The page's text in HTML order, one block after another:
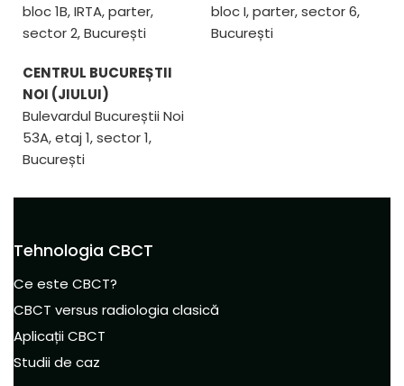
bloc 1B, IRTA, parter,
sector 2, București
bloc I, parter, sector 6,
București
CENTRUL BUCUREȘTII
NOI (JIULUI)
Bulevardul Bucureștii Noi
53A, etaj 1, sector 1,
București
Tehnologia CBCT
Ce este CBCT?
CBCT versus radiologia clasică
Aplicații CBCT
Studii de caz